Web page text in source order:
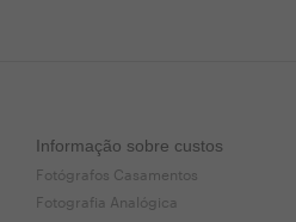
Informação sobre custos
Fotógrafos Casamentos
Fotografia Analógica